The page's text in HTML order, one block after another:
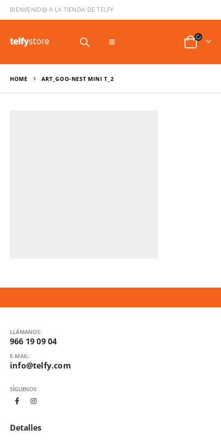
BIENVENID@ A LA TIENDA DE TELFY
HOME ART_GOO-NEST MINI T_2
LLÁMANOS:
966 19 09 04
E-MAIL:
info@telfy.com
SÍGUENOS
Detalles